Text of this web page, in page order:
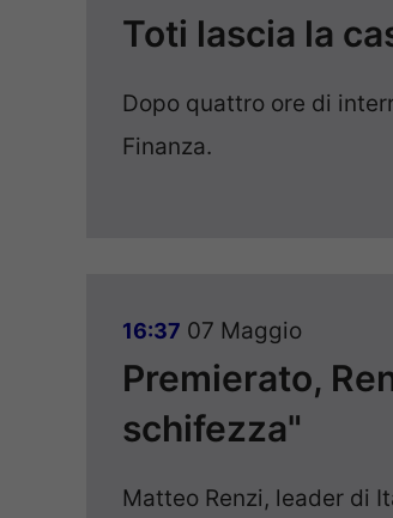
Toti lascia la
Dopo quattro ore di
Finanza.
16:37 07 Maggio
Premierato,
schifezza"
Matteo Renzi, leader di